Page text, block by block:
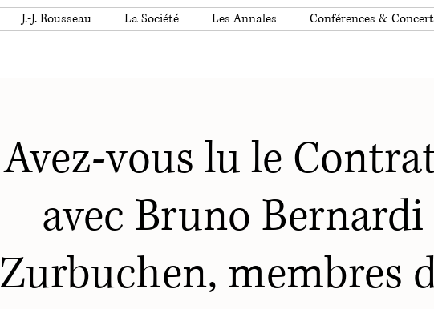
J.-J. Rousseau La Société Les Annales Conférences &
Avez-vous lu le
avec Bruno
Zurbuchen, membres